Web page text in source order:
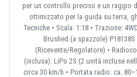
per un controllo preciso e un raggio
ottimizzato per la guida su terra,
Tecniche • Scala: 1:18 • Trazione:
Brushed (a spazzole) P18138S
(Ricevente/Regolatore) •
(inclusa): LiPo 2S (2 unità incluse
circa 30 km/h • Portata radio: ca.